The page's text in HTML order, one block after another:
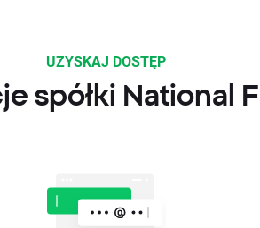
UZYSKAJ DOSTĘP
spółki National